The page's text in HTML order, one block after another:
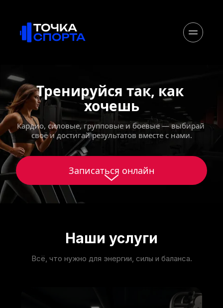
Тренируйся так, как
хочешь
Кардио, силовые, групповые и боевые — выбирай
своё и достигай результатов вместе с нами.
Записаться онлайн
Наши услуги
Всё, что нужно для энергии, силы и баланса.